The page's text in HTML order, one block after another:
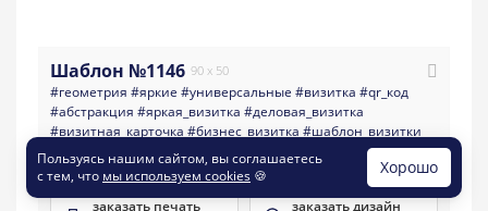
Шаблон №1146 90 x 50
#геометрия #яркие #универсальные #визитка #qr_код
#абстракция #яркая_визитка #деловая_визитка
#визитная_карточка #бизнес_визитка #шаблон_визитки
заказать печать заказать дизайн
Пользуясь нашим сайтом, вы соглашаетесь
с тем, что мы используем cookies 🍪 Хорошо